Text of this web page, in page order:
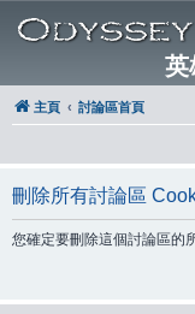
英
主頁 討論區首頁
刪除所有討論區
您確定要刪除這個討論區的